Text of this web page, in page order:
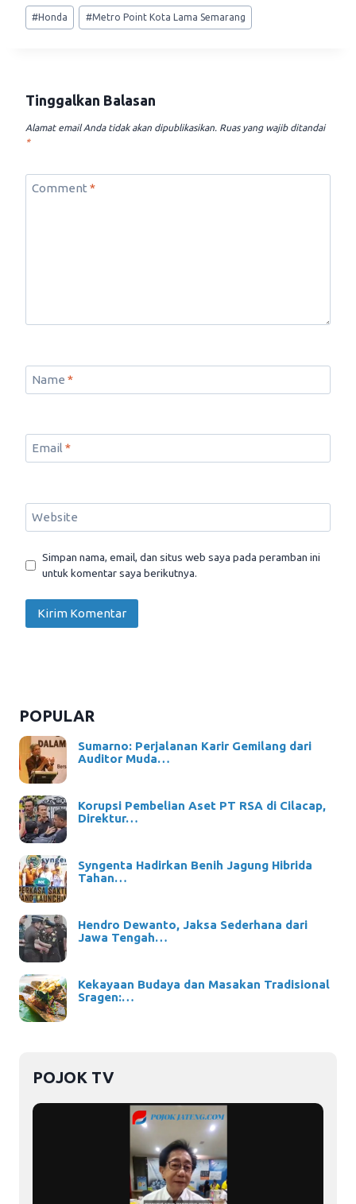
Post
Tags:
#Honda #Metro Point Kota Lama Semarang
Tinggalkan Balasan
Alamat email Anda tidak akan dipublikasikan. Ruas yang wajib ditandai
*
Comment *
Name *
Email *
Website
Simpan nama, email, dan situs web saya pada peramban ini
untuk komentar saya berikutnya.
POPULAR
Sumarno: Perjalanan Karir Gemilang dari
Auditor Muda…
Korupsi Pembelian Aset PT RSA di Cilacap,
Direktur…
Syngenta Hadirkan Benih Jagung Hibrida
Tahan…
Hendro Dewanto, Jaksa Sederhana dari
Jawa Tengah…
Kekayaan Budaya dan Masakan Tradisional
Sragen:…
POJOK TV